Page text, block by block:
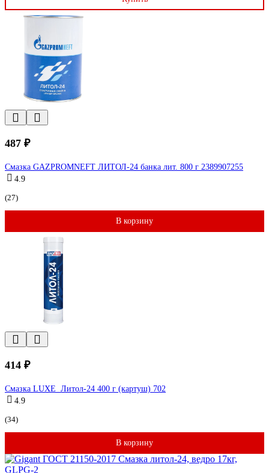
487 ₽
Смазка GAZPROMNEFT ЛИТОЛ-24 банка лит. 800 г 2389907255
4.9
(27)
В корзину
414 ₽
Смазка LUXЕ Литол-24 400 г (картуш) 702
4.9
(34)
В корзину